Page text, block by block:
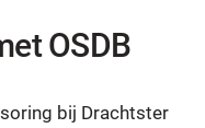
OSDB
bij Drachtster